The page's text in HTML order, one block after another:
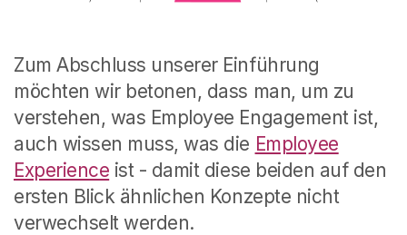
Zum Abschluss unserer Einführung
möchten wir betonen, dass man, um zu
verstehen, was Employee Engagement ist,
auch wissen muss, was die Employee
Experience ist - damit diese beiden auf den
ersten Blick ähnlichen Konzepte nicht
verwechselt werden.